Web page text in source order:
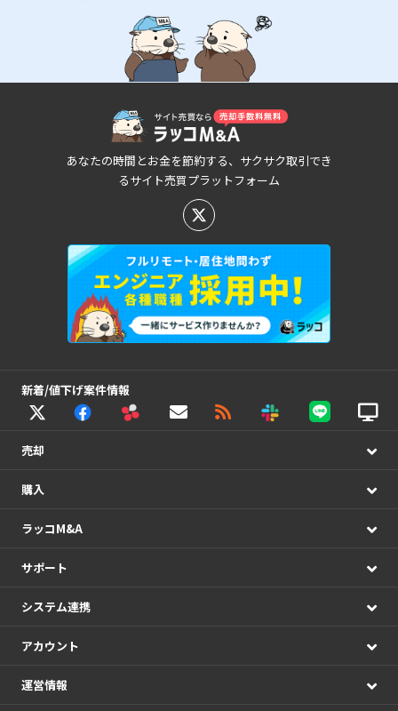
あなたの時間とお金を節約する、サクサク取引でき
るサイト売買プラットフォーム
新着/値下げ案件情報
売却
購入
ラッコM&A
サポート
システム連携
アカウント
運営情報